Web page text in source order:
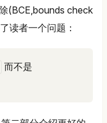
(BCE,bounds check
读者一个问题：
而不是